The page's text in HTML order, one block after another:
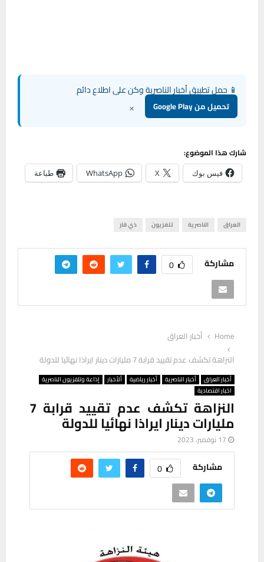
📱 حمل تطبيق أخبار الناصرية وكن على اطلاع دائم
تحميل من Google Play ×
شارك هذا الموضوع:
فيس بوك X
WhatsApp طباعة
العراق الناصرية تلفزيون ذي قار
مشاركة 0
Home
أخبار العراق
النزاهة تكشف عدم تقييد قرابة 7 مليارات دينار ايراذا نهائيا للدولة
أخبار العراق أخبار الناصرية أخبار رياضية ألأخبار
إذاعة وتلفزيون الناصرية
اخبار اقتصادية
النزاهة تكشف عدم تقييد قرابة 7
مليارات دينار ايراذا نهائيا للدولة
17 نوفمبر، 2023
مشاركة 0